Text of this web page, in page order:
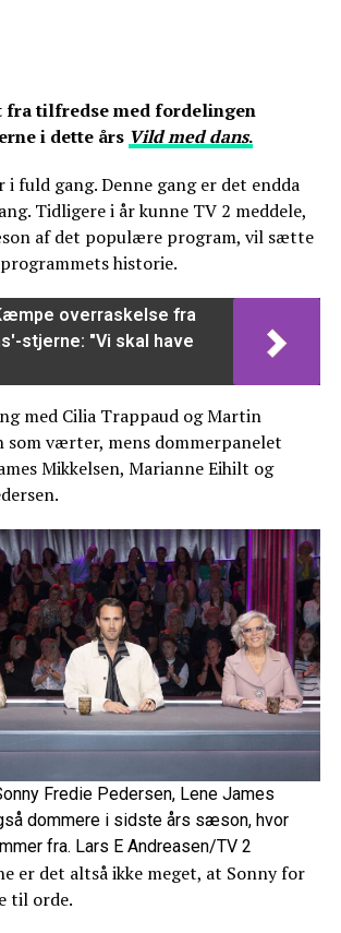
fra tilfredse med fordelingen
i dette års Vild med dans.
i fuld gang. Denne gang er det endda
Tidligere i år kunne TV 2 meddele,
af det populære program, vil sætte
historie.
overraskelse fra
stjerne: "Vi skal have
med Cilia Trappaud og Martin
som værter, mens dommerpanelet
Mikkelsen, Marianne Eihilt og
Fredie Pedersen, Lene James
dommere i sidste års sæson, hvor
fra. Lars E Andreasen/TV 2
er det altså ikke meget, at Sonny for
til orde.